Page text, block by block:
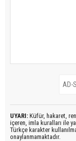
UYARI: Küfür, hakaret,
içeren, imla kuralları ile
Türkçe karakter
onaylanmamaktadır.